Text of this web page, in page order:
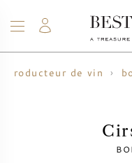
VIN
CHAMPAGNE
WHISKY
RHUM
SPIRITUEUX
VENTE
BLOG
À PROPOS
producteur de vin